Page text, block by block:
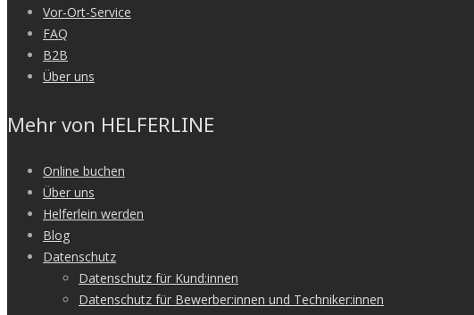
Vor-Ort-Service
FAQ
B2B
Über uns
Mehr von HELFERLINE
Online buchen
Über uns
Helferlein werden
Blog
Datenschutz
Datenschutz für Kund:innen
Datenschutz für Bewerber:innen und Techniker:innen